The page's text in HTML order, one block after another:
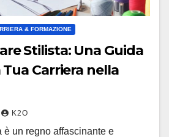
& FORMAZIONE
Stilista: Una Guida
Carriera nella
K2O
è un regno affascinante e